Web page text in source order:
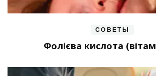
СОВЕТЫ
Фолієва кислота